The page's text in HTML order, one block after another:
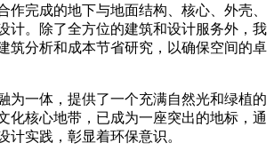
作完成的地下与地面结构、核心、外壳、
计。除了全方位的建筑和设计服务外，我
筑分析和成本节省研究，以确保空间的卓
为一体，提供了一个充满自然光和绿植的
化核心地带，已成为一座突出的地标，通
计实践，彰显着环保意识。